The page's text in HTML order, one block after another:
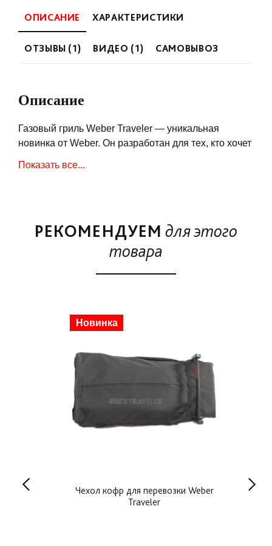
ОПИСАНИЕ ХАРАКТЕРИСТИКИ
ОТЗЫВЫ (1) ВИДЕО (1) САМОВЫВОЗ
Описание
Газовый гриль Weber Traveler — уникальная
новинка от Weber. Он разработан для тех, кто хочет
и использования. Наслаждайтесь путешествием с
дорога приключений!
Показать все...
РЕКОМЕНДУЕМ для этого
товара
30
Скидка
Новинка
Чехол кофр для перевозки Weber
Traveler